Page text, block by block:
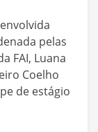
pelas
FAI, Luana
Coelho
de estágio